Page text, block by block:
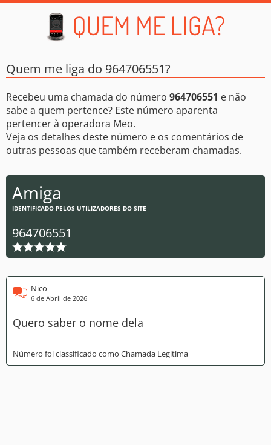
Quem me liga do 964706551?
Recebeu uma chamada do número 964706551 e não
sabe a quem pertence? Este número aparenta
pertencer à operadora Meo.
Veja os detalhes deste número e os comentários de
outras pessoas que também receberam chamadas.
Amiga
IDENTIFICADO PELOS UTILIZADORES DO SITE
964706551
Nico
6 de Abril de 2026
Quero saber o nome dela
Número foi classificado como Chamada Legitima